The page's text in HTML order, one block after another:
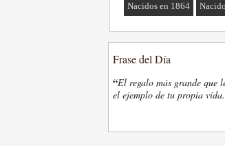
Nacidos en 1864
Frase del Día
“El regalo más grande que
el ejemplo de tu propia vida.